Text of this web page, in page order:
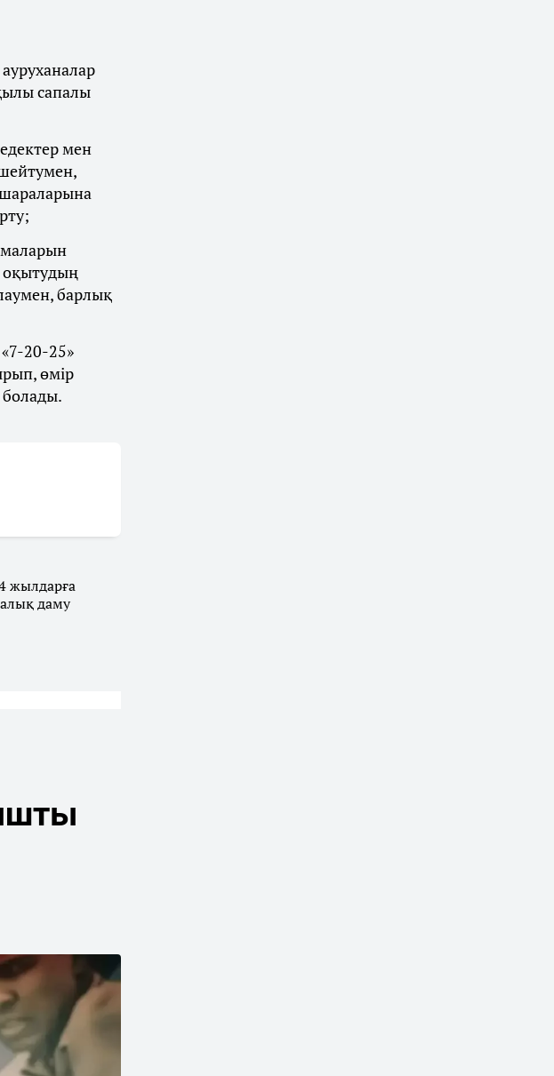
сапалы
мен
оқытудың
барлық
20-25»
өмір
болады.
жылдарға
даму